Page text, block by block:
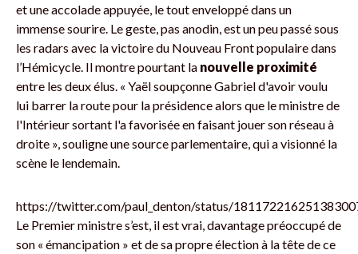
et une accolade appuyée, le tout enveloppé dans un
immense sourire. Le geste, pas anodin, est un peu passé sous
les radars avec la victoire du Nouveau Front populaire dans
l’Hémicycle. Il montre pourtant la nouvelle proximité
entre les deux élus. « Yaël soupçonne Gabriel d'avoir voulu
lui barrer la route pour la présidence alors que le ministre de
l'Intérieur sortant l'a favorisée en faisant jouer son réseau à
droite », souligne une source parlementaire, qui a visionné la
scène le lendemain.
https://twitter.com/paul_denton/status/
Le Premier ministre s’est, il est vrai, davantage préoccupé de
son « émancipation » et de sa propre élection à la tête de ce